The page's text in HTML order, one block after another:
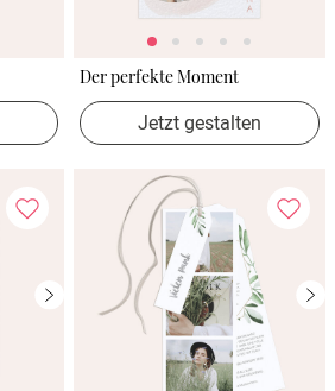
Der perfekte Moment
Jetzt gestalten